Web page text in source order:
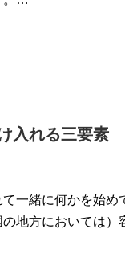
入れる三要素
て一緒に何かを始
の地方においては）